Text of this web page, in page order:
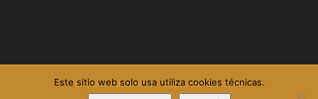
Elemento del menú Elemento del menú
Este sitio web solo usa utiliza cookies técnicas.